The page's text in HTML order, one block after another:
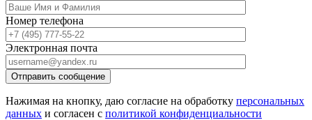
Номер телефона
Электронная почта
Отправить сообщение
Нажимая на кнопку, даю согласие на обработку персональных
данных и согласен с политикой конфиденциальности